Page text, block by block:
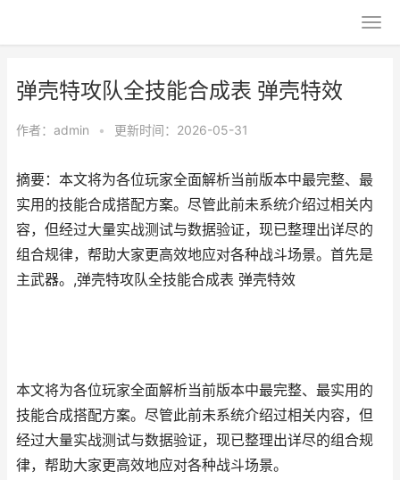
弹壳特攻队全技能合成表 弹壳特效
作者： admin • 更新时间：2026-05-31
摘要：本文将为各位玩家全面解析当前版本中最完整、最
实用的技能合成搭配方案。尽管此前未系统介绍过相关内
容，但经过大量实战测试与数据验证，现已整理出详尽的
组合规律，帮助大家更高效地应对各种战斗场景。首先是
主武器。,弹壳特攻队全技能合成表 弹壳特效
本文将为各位玩家全面解析当前版本中最完整、最实用的
技能合成搭配方案。尽管此前未系统介绍过相关内容，但
经过大量实战测试与数据验证，现已整理出详尽的组合规
律，帮助大家更高效地应对各种战斗场景。